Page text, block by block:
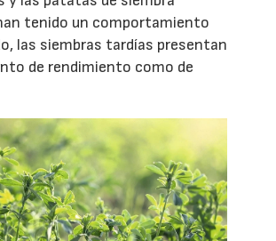
tenido un comportamiento
las siembras tardías presentan
de rendimiento como de